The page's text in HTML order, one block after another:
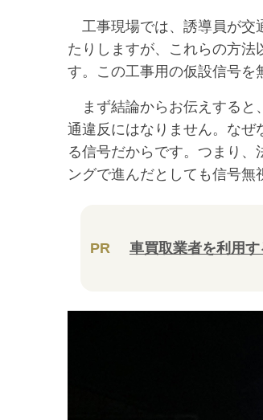
工事現場では、誘導員が交
たりしますが、これらの方法
す。この工事用の仮設信号を
まず結論からお伝えすると
通違反にはなりません。なぜ
る信号だからです。つまり
ングで進んだとしても信号無
PR 車買取業者を利用